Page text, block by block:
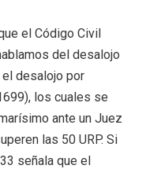
el Código Civil
del desalojo
desalojo por
los cuales se
ante un Juez
las 50 URP. Si
señala que el